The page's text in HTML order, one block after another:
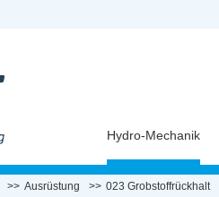
Hydro-Mechanik
Ausrüstung 023 Grobstoffrückhalt